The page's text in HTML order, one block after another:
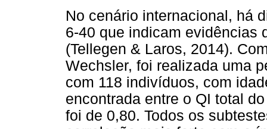
No cenário internacional, há
6-40 que indicam evidências
(Tellegen & Laros, 2014).
Wechsler, foi realizada uma
com 118 indivíduos, com
encontrada entre o QI total
foi de 0,80. Todos os